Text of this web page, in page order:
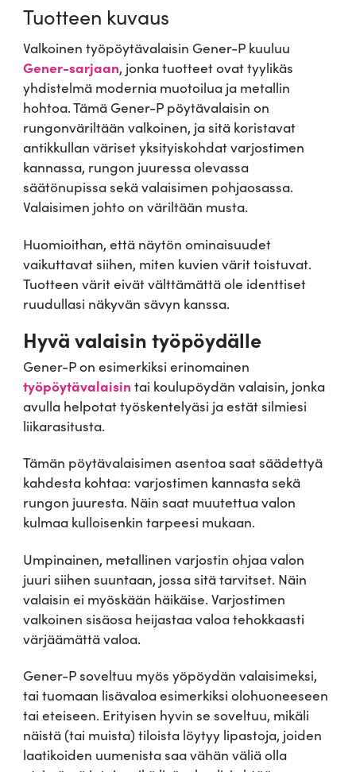
l
i
s
i
n
G
e
n
e
r
P
m
ä
ä
r
ä
Tuotteen kuvaus
Valkoinen työpöytävalaisin Gener-P kuuluu
Gener-sarjaan, jonka tuotteet ovat tyylikäs
yhdistelmä modernia muotoilua ja metallin
hohtoa. Tämä Gener-P pöytävalaisin on
rungonväriltään valkoinen, ja sitä koristavat
antikkullan väriset yksityiskohdat varjostimen
kannassa, rungon juuressa olevassa
säätönupissa sekä valaisimen pohjaosassa.
Valaisimen johto on väriltään musta.
Huomioithan, että näytön ominaisuudet
vaikuttavat siihen, miten kuvien värit toistuvat.
Tuotteen värit eivät välttämättä ole identtiset
ruudullasi näkyvän sävyn kanssa.
Hyvä valaisin työpöydälle
Gener-P on esimerkiksi erinomainen
työpöytävalaisin tai koulupöydän valaisin, jonka
avulla helpotat työskentelyäsi ja estät silmiesi
liikarasitusta.
Tämän pöytävalaisimen asentoa saat säädettyä
kahdesta kohtaa: varjostimen kannasta sekä
rungon juuresta. Näin saat muutettua valon
kulmaa kulloisenkin tarpeesi mukaan.
Umpinainen, metallinen varjostin ohjaa valon
juuri siihen suuntaan, jossa sitä tarvitset. Näin
valaisin ei myöskään häikäise. Varjostimen
valkoinen sisäosa heijastaa valoa tehokkaasti
värjäämättä valoa.
Gener-P soveltuu myös yöpöydän valaisimeksi,
tai tuomaan lisävaloa esimerkiksi olohuoneeseen
tai eteiseen. Erityisen hyvin se soveltuu, mikäli
näistä (tai muista) tiloista löytyy lipastoja, joiden
laatikoiden uumenista saa vähän väliä olla